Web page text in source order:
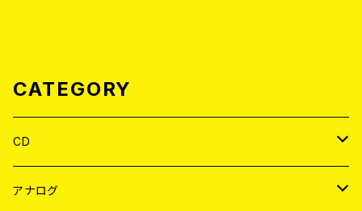
CATEGORY
CD
JAPAN
アナログ